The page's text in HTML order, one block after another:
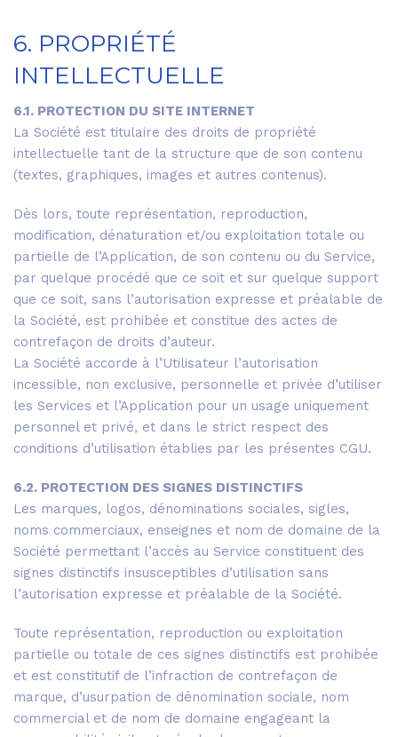
6. PROPRIÉTÉ
INTELLECTUELLE
6.1. PROTECTION DU SITE INTERNET
La Société est titulaire des droits de propriété
intellectuelle tant de la structure que de son contenu
(textes, graphiques, images et autres contenus).
Dès lors, toute représentation, reproduction,
modification, dénaturation et/ou exploitation totale ou
partielle de l’Application, de son contenu ou du Service,
par quelque procédé que ce soit et sur quelque support
que ce soit, sans l’autorisation expresse et préalable de
la Société, est prohibée et constitue des actes de
contrefaçon de droits d’auteur.
La Société accorde à l’Utilisateur l’autorisation
incessible, non exclusive, personnelle et privée d’utiliser
les Services et l’Application pour un usage uniquement
personnel et privé, et dans le strict respect des
conditions d’utilisation établies par les présentes CGU.
6.2. PROTECTION DES SIGNES DISTINCTIFS
Les marques, logos, dénominations sociales, sigles,
noms commerciaux, enseignes et nom de domaine de la
Société permettant l’accès au Service constituent des
signes distinctifs insusceptibles d’utilisation sans
l’autorisation expresse et préalable de la Société.
Toute représentation, reproduction ou exploitation
partielle ou totale de ces signes distinctifs est prohibée
et est constitutif de l’infraction de contrefaçon de
marque, d’usurpation de dénomination sociale, nom
commercial et de nom de domaine engageant la